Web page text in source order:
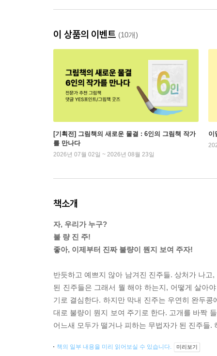
이 상품의 이벤트 (10개)
[기획전] 그림책의 새로운 물결 : 6인의 그림책 작가
를 만나다
2026년 07월 02일 ~ 2026년 08월 23일
이
책소개
자, 우리가 누구?
불 량 진 주!
좋아, 이제부터 진짜 불량이 뭔지 보여 주자!
반듯하고 예쁘지 않아 남겨진 진주들. 상처가 나
된 진주들은 그래서 뭘 해야 하는지, 어떻게 살아
기로 결심한다. 하지만 막내 진주는 우연히 완두
대로 불량이 뭔지 보여 주기로 한다. 고개를 바짝
어느새 모두가 떨거나 피하는 무법자가 된 진주들
책의 일부 내용을 미리 읽어보실 수 있습니다. 미리보기